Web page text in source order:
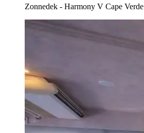
Zonnedek - Harmony V Cape Verde